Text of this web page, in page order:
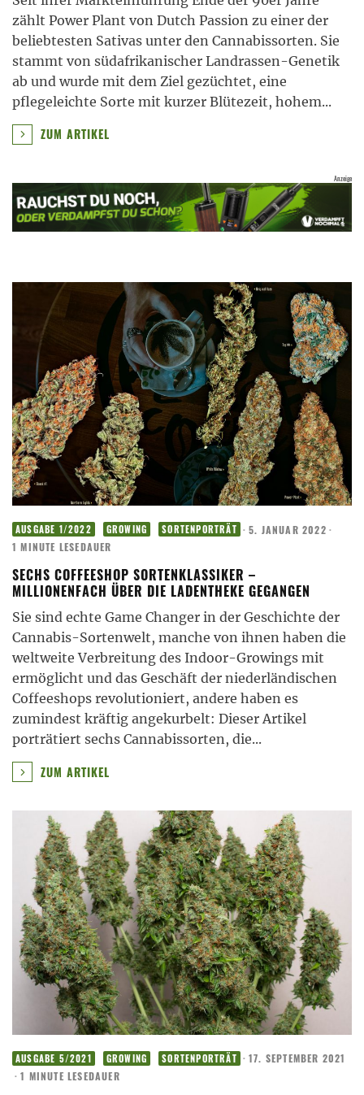
zählt Power Plant von Dutch Passion zu einer der
beliebtesten Sativas unter den Cannabissorten. Sie
stammt von südafrikanischer Landrassen-Genetik
ab und wurde mit dem Ziel gezüchtet, eine
pflegeleichte Sorte mit kurzer Blütezeit, hohem...
ZUM ARTIKEL
AUSGABE 1/2022 GROWING SORTENPORTRÄT · 5. JANUAR 2022 ·
1 MINUTE LESEDAUER
SECHS COFFEESHOP SORTENKLASSIKER –
MILLIONENFACH ÜBER DIE LADENTHEKE GEGANGEN
Sie sind echte Game Changer in der Geschichte der
Cannabis-Sortenwelt, manche von ihnen haben die
weltweite Verbreitung des Indoor-Growings mit
ermöglicht und das Geschäft der niederländischen
Coffeeshops revolutioniert, andere haben es
zumindest kräftig angekurbelt: Dieser Artikel
porträtiert sechs Cannabissorten, die...
ZUM ARTIKEL
AUSGABE 5/2021 GROWING SORTENPORTRÄT · 17. SEPTEMBER 2021
· 1 MINUTE LESEDAUER